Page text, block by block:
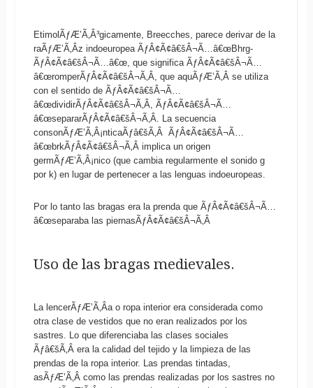
EtimolÃƒÆ’Ã‚Â³gicamente, Breecches, parece derivar de la
raÃƒÆ’Ã‚Â­z indoeuropea ÃƒÂ¢Ã¢â€šÂ¬Ã…â€œBhrg-
ÃƒÂ¢Ã¢â€šÂ¬Ã…â€œ, que significa ÃƒÂ¢Ã¢â€šÂ¬Ã…
â€œromperÃƒÂ¢Ã¢â€šÂ¬Ã‚Â, que aquÃƒÆ’Ã‚Â­ se utiliza
con el sentido de ÃƒÂ¢Ã¢â€šÂ¬Ã…
â€œdividirÃƒÂ¢Ã¢â€šÂ¬Ã‚Â, ÃƒÂ¢Ã¢â€šÂ¬Ã…
â€œsepararÃƒÂ¢Ã¢â€šÂ¬Ã‚Â. La secuencia
consonÃƒÆ’Ã‚Â¡nticaÃƒâ€šÃ‚Â ÃƒÂ¢Ã¢â€šÂ¬Ã…
â€œbrkÃƒÂ¢Ã¢â€šÂ¬Ã‚Â implica un origen
germÃƒÆ’Ã‚Â¡nico (que cambia regularmente el sonido g
por k) en lugar de pertenecer a las lenguas indoeuropeas.
Por lo tanto las bragas era la prenda que ÃƒÂ¢Ã¢â€šÂ¬Ã…
â€œseparaba las piernasÃƒÂ¢Ã¢â€šÂ¬Ã‚Â
Uso de las bragas medievales.
La lencerÃƒÆ’Ã‚Â­a o ropa interior era considerada como
otra clase de vestidos que no eran realizados por los
sastres. Lo que diferenciaba las clases sociales
Ãƒâ€šÃ‚Â era la calidad del tejido y la limpieza de las
prendas de la ropa interior. Las prendas tintadas,
asÃƒÆ’Ã‚Â­ como las prendas realizadas por los sastres no